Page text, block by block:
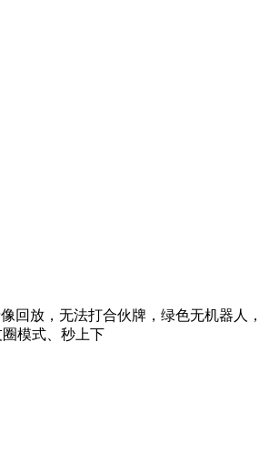
回放，无法打合伙牌，绿色无机器人，
模式、秒上下